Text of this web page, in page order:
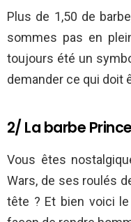
Plus de 1,50 de
sommes pas en
toujours été un
demander ce qui doit
2/ La barbe
Vous êtes
Wars, de ses roulés
tête ? Et bien voici